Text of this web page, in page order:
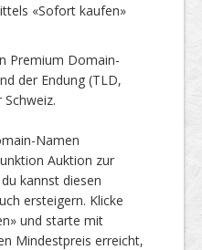
«Sofort kaufen»
Premium Domain-
der Endung (TLD,
Namen
Auktion zur
kannst diesen
ersteigern. Klicke
und starte mit
Mindestpreis erreicht,